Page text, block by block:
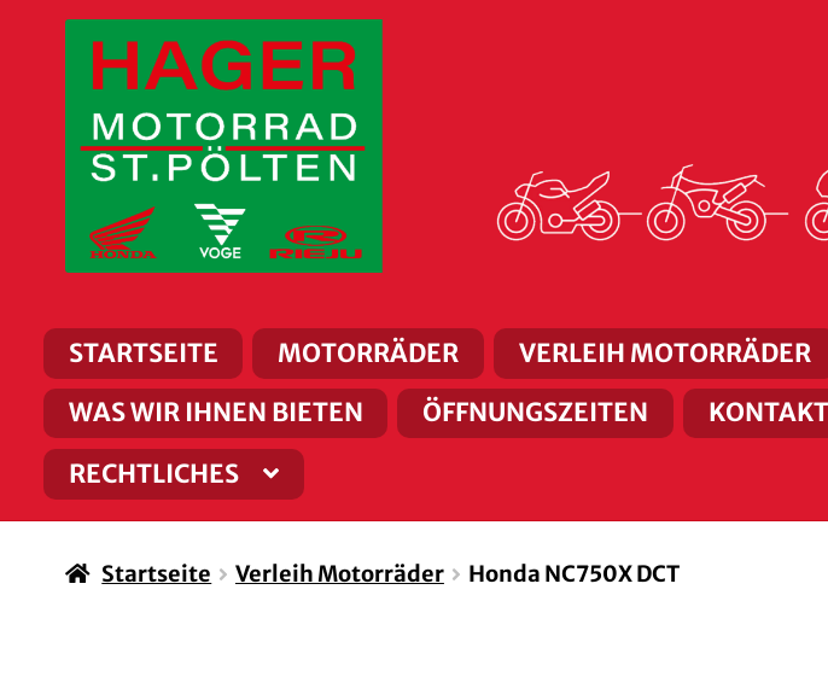
Zur
Navigation
springen
Zum
Inhalt
springen
STARTSEITE MOTORRÄDER VERLEIH MOTORRÄDER
WAS WIR IHNEN BIETEN
ÖFFNUNGSZEITEN KONTAKT
RECHTLICHES
Startseite Verleih Motorräder Honda NC750X DCT